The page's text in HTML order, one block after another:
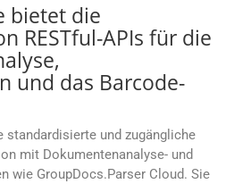
bietet die
RESTful-APIs für die
und das Barcode-
standardisierte und zugängliche
mit Dokumentenanalyse- und
wie GroupDocs.Parser Cloud. Sie